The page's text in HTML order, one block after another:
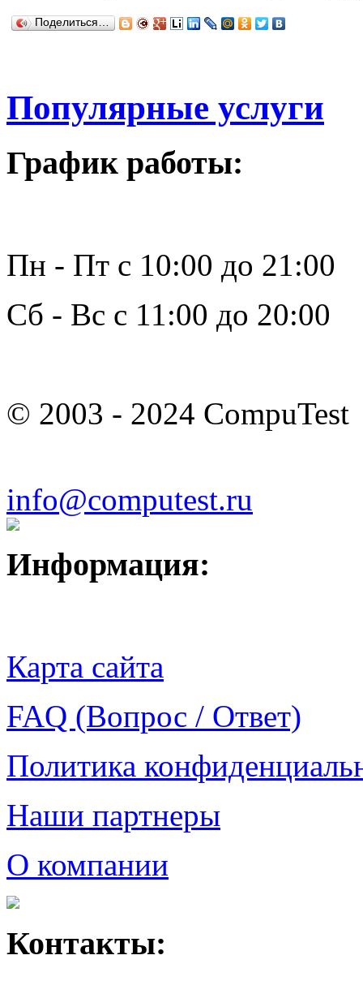
Поделиться…
Популярные услуги
График работы:
Пн - Пт с 10:00 до 21:00
Сб - Вс с 11:00 до 20:00
© 2003 - 2024 CompuTest
info@computest.ru
Информация:
Карта сайта
FAQ (Вопрос / Ответ)
Политика
Наши партнеры
О компании
Контакты: